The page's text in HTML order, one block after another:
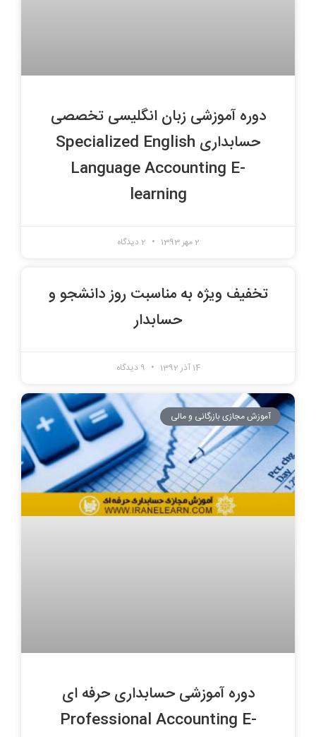
دوره آموزشی زبان انگلیسی تخصصی
حسابداری Specialized English
Language Accounting E-
learning
2 مهر 1393
تخفیف ویژه به مناسبت روز دانشجو و
حسابدار
14 آذر 1392
آموزش مجازی بازرگانی و مالی
دوره آموزشی حسابداری حرفه ای
Professional Accounting E-